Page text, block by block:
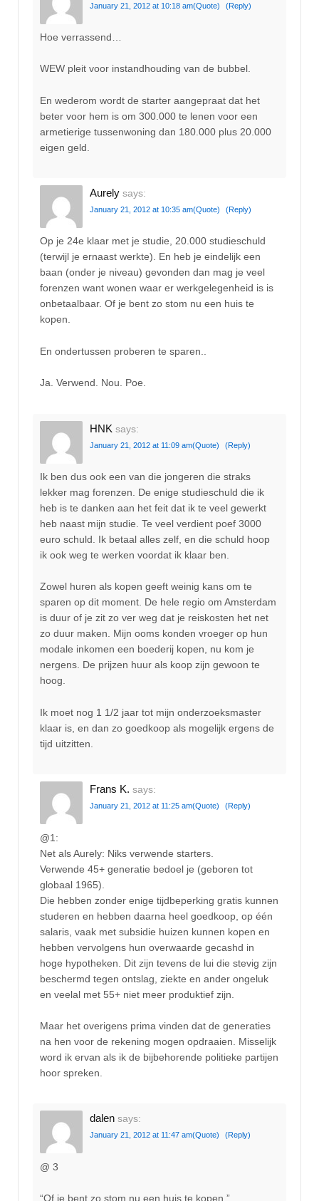
January 21, 2012 at 10:18 am(Quote) (Reply)
Hoe verrassend…
WEW pleit voor instandhouding van de bubbel.
En wederom wordt de starter aangepraat dat het
beter voor hem is om 300.000 te lenen voor een
armetierige tussenwoning dan 180.000 plus 20.000
eigen geld.
Aurely says:
January 21, 2012 at 10:35 am(Quote) (Reply)
Op je 24e klaar met je studie, 20.000 studieschuld
(terwijl je ernaast werkte). En heb je eindelijk een
baan (onder je niveau) gevonden dan mag je veel
forenzen want wonen waar er werkgelegenheid is is
onbetaalbaar. Of je bent zo stom nu een huis te
kopen.
En ondertussen proberen te sparen..
Ja. Verwend. Nou. Poe.
HNK says:
January 21, 2012 at 11:09 am(Quote) (Reply)
Ik ben dus ook een van die jongeren die straks
lekker mag forenzen. De enige studieschuld die ik
heb is te danken aan het feit dat ik te veel gewerkt
heb naast mijn studie. Te veel verdient poef 3000
euro schuld. Ik betaal alles zelf, en die schuld hoop
ik ook weg te werken voordat ik klaar ben.
Zowel huren als kopen geeft weinig kans om te
sparen op dit moment. De hele regio om Amsterdam
is duur of je zit zo ver weg dat je reiskosten het net
zo duur maken. Mijn ooms konden vroeger op hun
modale inkomen een boederij kopen, nu kom je
nergens. De prijzen huur als koop zijn gewoon te
hoog.
Ik moet nog 1 1/2 jaar tot mijn onderzoeksmaster
klaar is, en dan zo goedkoop als mogelijk ergens de
tijd uitzitten.
Frans K. says:
January 21, 2012 at 11:25 am(Quote) (Reply)
@1:
Net als Aurely: Niks verwende starters.
Verwende 45+ generatie bedoel je (geboren tot
globaal 1965).
Die hebben zonder enige tijdbeperking gratis kunnen
studeren en hebben daarna heel goedkoop, op één
salaris, vaak met subsidie huizen kunnen kopen en
hebben vervolgens hun overwaarde gecashd in
hoge hypotheken. Dit zijn tevens de lui die stevig zijn
beschermd tegen ontslag, ziekte en ander ongeluk
en veelal met 55+ niet meer produktief zijn.
Maar het overigens prima vinden dat de generaties
na hen voor de rekening mogen opdraaien. Misselijk
word ik ervan als ik de bijbehorende politieke partijen
hoor spreken.
dalen says:
January 21, 2012 at 11:47 am(Quote) (Reply)
@ 3
“Of je bent zo stom nu een huis te kopen.”